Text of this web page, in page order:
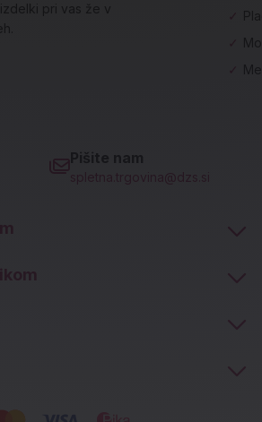
pri vas že v
Pišite nam
spletna.trgovina@dzs.si